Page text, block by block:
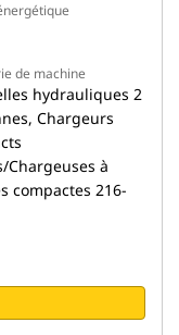
de machine
hydrauliques 2
Chargeurs
Chargeuses à
compactes 216-